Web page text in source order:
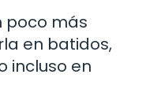
poco más
en batidos,
incluso en